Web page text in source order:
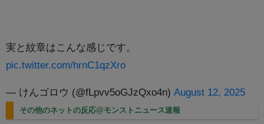
実と紋章はこんな感じです。
pic.twitter.com/hrnC1qzXro
— けんゴロウ (@fLpvv5oGJzQxo4n) August 12, 2025
その他のネットの反応@モンストニュース速報